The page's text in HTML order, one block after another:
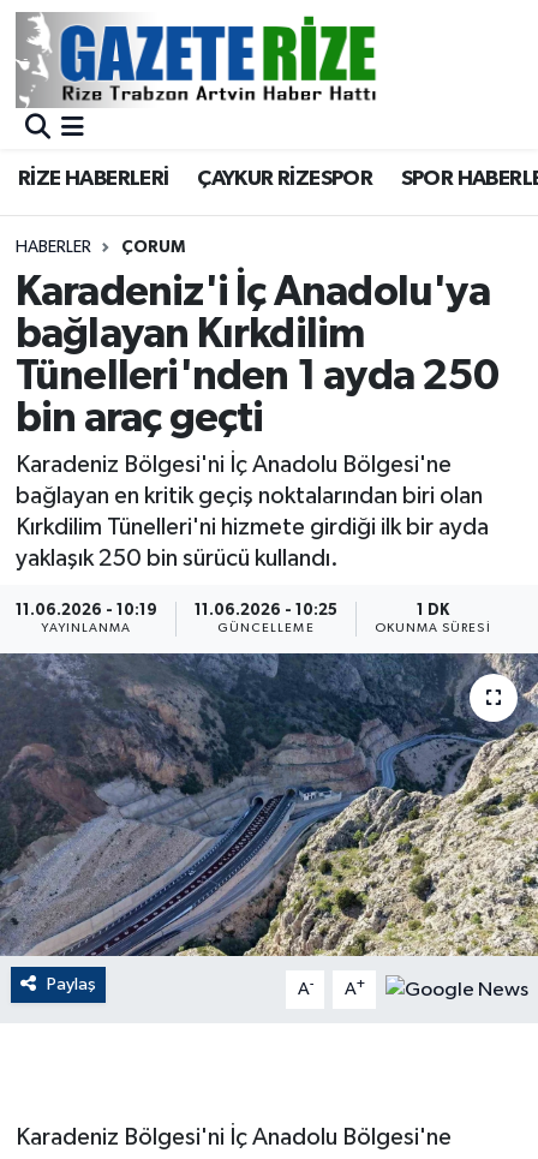
RİZE HABERLERİ ÇAYKUR RİZESPOR SPOR
HABERLER ÇORUM
Karadeniz'i İç Anadolu'ya
bağlayan Kırkdilim
Tünelleri'nden 1 ayda 250
bin araç geçti
Karadeniz Bölgesi'ni İç Anadolu Bölgesi'ne
bağlayan en kritik geçiş noktalarından biri olan
Kırkdilim Tünelleri'ni hizmete girdiği ilk bir ayda
yaklaşık 250 bin sürücü kullandı.
11.06.2026 - 10:19
YAYINLANMA
11.06.2026 - 10:25
GÜNCELLEME
1 DK
OKUNMA SÜRESI
Paylaş A- A+
Karadeniz Bölgesi'ni İç Anadolu Bölgesi'ne
BÖLGEMİZ
Asayiş
Rize Jandarma Komutanlığı
Bilim Teknoloji
Advertising news
Canlı Maç
Dış Haberler
Dünya
EĞİTİM
EKONOMİ
English News
Finans
Flaş Haber
GENEL
Merkez Nöbetçi Eczaneler
Merkez Trafik Yoğunluk Haritası
Süper Lig Puan Durumu ve Fikstür
Tüm Manşetler
Son Dakika Haberleri
Haber Arşivi